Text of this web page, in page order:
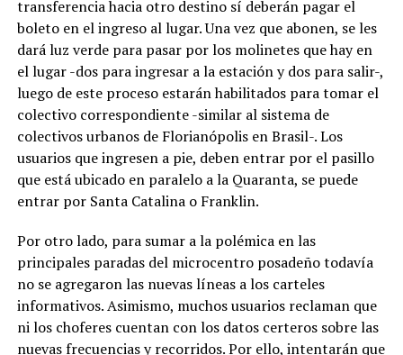
transferencia hacia otro destino sí deberán pagar el
boleto en el ingreso al lugar. Una vez que abonen, se les
dará luz verde para pasar por los molinetes que hay en
el lugar -dos para ingresar a la estación y dos para salir-,
luego de este proceso estarán habilitados para tomar el
colectivo correspondiente -similar al sistema de
colectivos urbanos de Florianópolis en Brasil-. Los
usuarios que ingresen a pie, deben entrar por el pasillo
que está ubicado en paralelo a la Quaranta, se puede
entrar por Santa Catalina o Franklin.
Por otro lado, para sumar a la polémica en las
principales paradas del microcentro posadeño todavía
no se agregaron las nuevas líneas a los carteles
informativos. Asimismo, muchos usuarios reclaman que
ni los choferes cuentan con los datos certeros sobre las
nuevas frecuencias y recorridos. Por ello, intentarán que